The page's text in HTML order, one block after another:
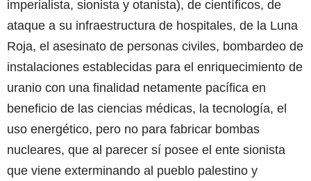
imperialista, sionista y otanista), de científicos, de
ataque a su infraestructura de hospitales, de la Luna
Roja, el asesinato de personas civiles, bombardeo de
instalaciones establecidas para el enriquecimiento de
uranio con una finalidad netamente pacífica en
beneficio de las ciencias médicas, la tecnología, el
uso energético, pero no para fabricar bombas
nucleares, que al parecer sí posee el ente sionista
que viene exterminando al pueblo palestino y